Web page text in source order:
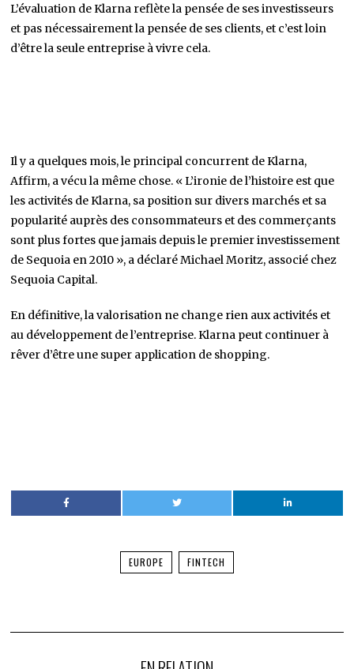
L’évaluation de Klarna reflète la pensée de ses investisseurs
et pas nécessairement la pensée de ses clients, et c’est loin
d’être la seule entreprise à vivre cela.
Il y a quelques mois, le principal concurrent de Klarna,
Affirm, a vécu la même chose. « L’ironie de l’histoire est que
les activités de Klarna, sa position sur divers marchés et sa
popularité auprès des consommateurs et des commerçants
sont plus fortes que jamais depuis le premier investissement
de Sequoia en 2010 », a déclaré Michael Moritz, associé chez
Sequoia Capital.
En définitive, la valorisation ne change rien aux activités et
au développement de l’entreprise. Klarna peut continuer à
rêver d’être une super application de shopping.
EUROPE FINTECH